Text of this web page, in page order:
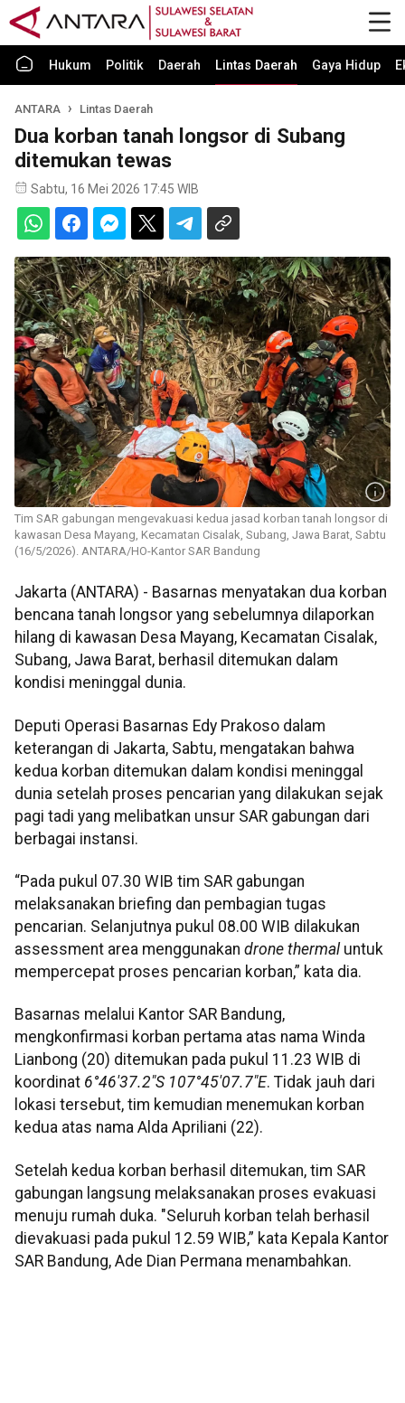
Hukum Politik Daerah Lintas Daerah Gaya Hidup
ANTARA Lintas Daerah
Dua korban tanah longsor di Subang
ditemukan tewas
Sabtu, 16 Mei 2026 17:45 WIB
Tim SAR gabungan mengevakuasi kedua jasad korban tanah longsor di
kawasan Desa Mayang, Kecamatan Cisalak, Subang, Jawa Barat, Sabtu
(16/5/2026). ANTARA/HO-Kantor SAR Bandung
Jakarta (ANTARA) - Basarnas menyatakan dua korban
bencana tanah longsor yang sebelumnya dilaporkan
hilang di kawasan Desa Mayang, Kecamatan Cisalak,
Subang, Jawa Barat, berhasil ditemukan dalam
kondisi meninggal dunia.
Deputi Operasi Basarnas Edy Prakoso dalam
keterangan di Jakarta, Sabtu, mengatakan bahwa
kedua korban ditemukan dalam kondisi meninggal
dunia setelah proses pencarian yang dilakukan sejak
pagi tadi yang melibatkan unsur SAR gabungan dari
berbagai instansi.
“Pada pukul 07.30 WIB tim SAR gabungan
melaksanakan briefing dan pembagian tugas
pencarian. Selanjutnya pukul 08.00 WIB dilakukan
assessment area menggunakan drone thermal untuk
mempercepat proses pencarian korban,” kata dia.
Basarnas melalui Kantor SAR Bandung,
mengkonfirmasi korban pertama atas nama Winda
Lianbong (20) ditemukan pada pukul 11.23 WIB di
koordinat 6°46'37.2"S 107°45'07.7"E. Tidak jauh dari
lokasi tersebut, tim kemudian menemukan korban
kedua atas nama Alda Apriliani (22).
Setelah kedua korban berhasil ditemukan, tim SAR
gabungan langsung melaksanakan proses evakuasi
menuju rumah duka. "Seluruh korban telah berhasil
dievakuasi pada pukul 12.59 WIB,” kata Kepala Kantor
SAR Bandung, Ade Dian Permana menambahkan.